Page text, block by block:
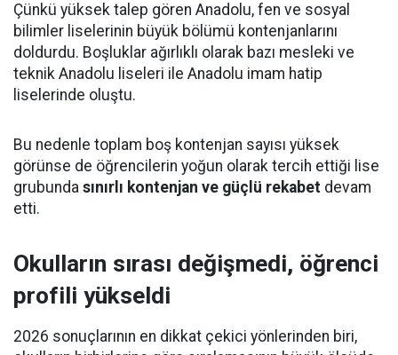
Çünkü yüksek talep gören Anadolu, fen ve sosyal
bilimler liselerinin büyük bölümü kontenjanlarını
doldurdu. Boşluklar ağırlıklı olarak bazı mesleki ve
teknik Anadolu liseleri ile Anadolu imam hatip
liselerinde oluştu.
Bu nedenle toplam boş kontenjan sayısı yüksek
görünse de öğrencilerin yoğun olarak tercih ettiği lise
grubunda sınırlı kontenjan ve güçlü rekabet devam
etti.
Okulların sırası değişmedi, öğrenci
profili yükseldi
2026 sonuçlarının en dikkat çekici yönlerinden biri,